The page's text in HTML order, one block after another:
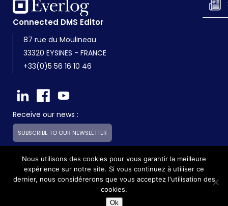
Connected DMS Editor
87 rue du Moulineau
33320 EYSINES - FRANCE
+33(0)5 56 16 10 46
Receive our news :
SUBSCRIBE TO OUR NEWSLETTER
Everlog is a subsidiary of the Skilliance group
©2017 - Everlog - All rights reserved -
Nous utilisons des cookies pour vous garantir la meilleure
expérience sur notre site. Si vous continuez à utiliser ce
dernier, nous considérerons que vous acceptez l'utilisation des
cookies.
Ok